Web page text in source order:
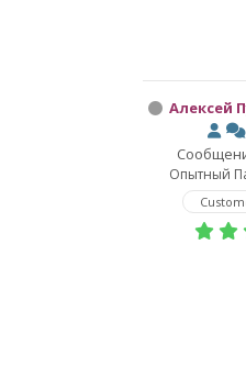
Алексей
Опытный